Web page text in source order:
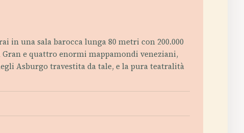
in una sala barocca lunga 80 metri con 200.000
e quattro enormi mappamondi veneziani,
Asburgo travestita da tale, e la pura teatralità